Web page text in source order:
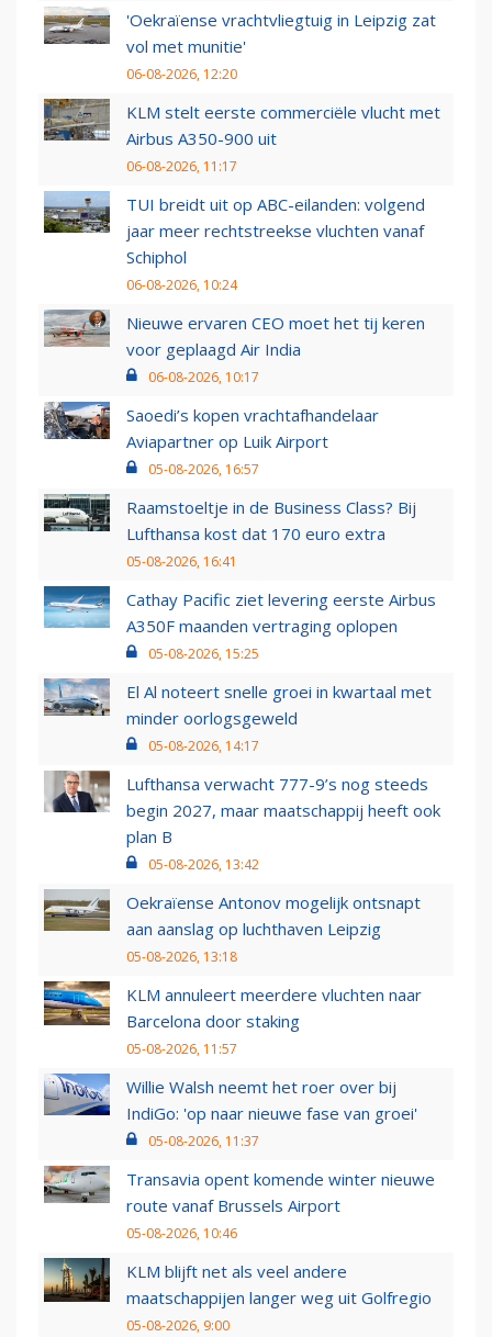
'Oekraïense vrachtvliegtuig in Leipzig zat
vol met munitie'
06-08-2026, 12:20
KLM stelt eerste commerciële vlucht met
Airbus A350-900 uit
06-08-2026, 11:17
TUI breidt uit op ABC-eilanden: volgend
jaar meer rechtstreekse vluchten vanaf
Schiphol
06-08-2026, 10:24
Nieuwe ervaren CEO moet het tij keren
voor geplaagd Air India
06-08-2026, 10:17
Saoedi’s kopen vrachtafhandelaar
Aviapartner op Luik Airport
05-08-2026, 16:57
Raamstoeltje in de Business Class? Bij
Lufthansa kost dat 170 euro extra
05-08-2026, 16:41
Cathay Pacific ziet levering eerste Airbus
A350F maanden vertraging oplopen
05-08-2026, 15:25
El Al noteert snelle groei in kwartaal met
minder oorlogsgeweld
05-08-2026, 14:17
Lufthansa verwacht 777-9’s nog steeds
begin 2027, maar maatschappij heeft ook
plan B
05-08-2026, 13:42
Oekraïense Antonov mogelijk ontsnapt
aan aanslag op luchthaven Leipzig
05-08-2026, 13:18
KLM annuleert meerdere vluchten naar
Barcelona door staking
05-08-2026, 11:57
Willie Walsh neemt het roer over bij
IndiGo: 'op naar nieuwe fase van groei'
05-08-2026, 11:37
Transavia opent komende winter nieuwe
route vanaf Brussels Airport
05-08-2026, 10:46
KLM blijft net als veel andere
maatschappijen langer weg uit Golfregio
05-08-2026, 9:00